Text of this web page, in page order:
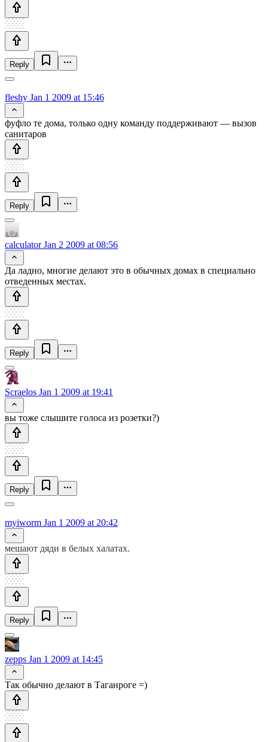
Reply
fleshy Jan 1 2009 at 15:46
фуфло те дома, только одну команду поддерживают — вызов
санитаров
Reply
calculatorJan 2 2009 at 08:56
Да ладно, многие делают это в обычных домах в специально
отведенных местах.
Reply
Scraelos Jan 1 2009 at 19:41
вы тоже слышите голоса из розетки?)
Reply
myiworm Jan 1 2009 at 20:42
мешают дяди в белых халатах.
Reply
zepps Jan 1 2009 at 14:45
Так обычно делают в Таганроге =)